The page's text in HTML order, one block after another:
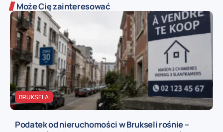
Może Cię zainteresować
BRUKSELA
Podatek od nieruchomości w Brukseli rośnie –